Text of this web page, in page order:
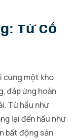
Từ Cổ
cùng một kho
đáp ứng hoàn
Từ hầu như
lại đến hầu như
bất động sản